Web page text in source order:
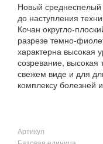
Новый среднеспелый
до наступления
Кочан округло-
разрезе темно-
характерна высокая
созревание, высокая
свежем виде и для
комплексу болезней
Артикул